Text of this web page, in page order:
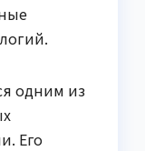
одним из
Его